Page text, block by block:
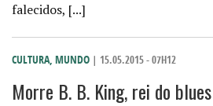
falecidos, [...]
CULTURA, MUNDO | 15.05.2015 - 07H12
Morre B. B. King, rei do blues